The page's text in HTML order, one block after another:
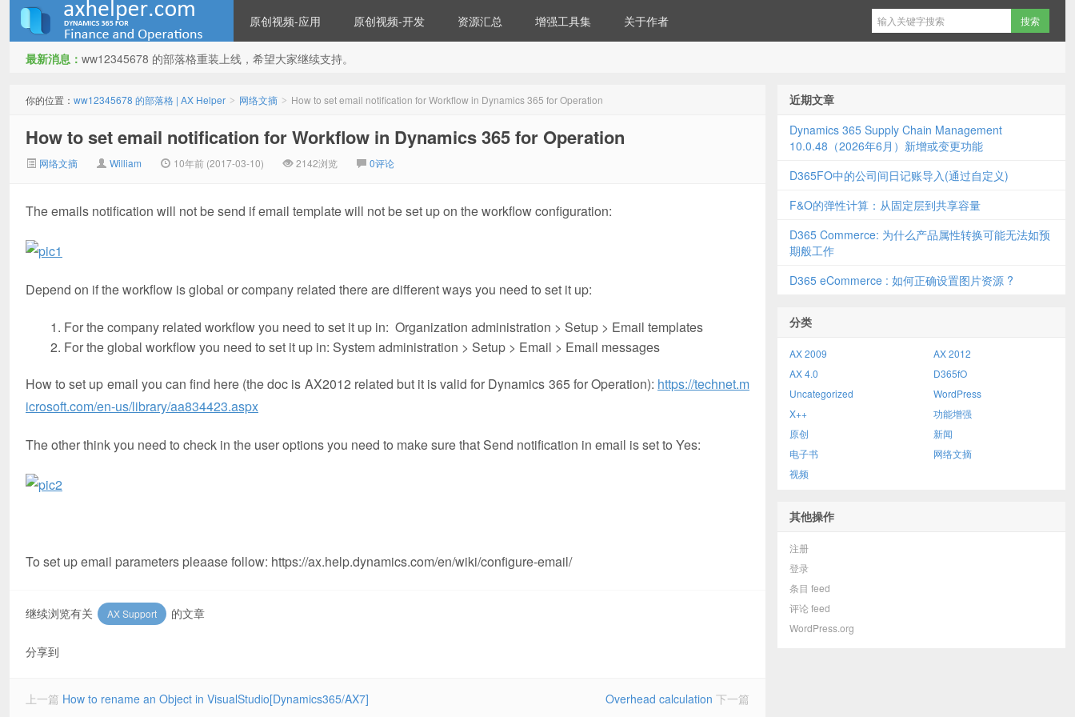
Helper
原创视频-应用 原创视频-开发 资源汇总 增强工具集 关于作者
最新消息： ww12345678 的部落格重装上线，希望大家继续支持。
你的位置： ww12345678 的部落格 | AX Helper > 网络文摘 > How to set email notification for Workflow in Dynamics 365 for Operation
How to set email notification for Workflow in Dynamics 365 for Operation
网络文摘 William 10年前 (2017-03-10) 2142浏览 0评论
The emails notification will not be send if email template will not be set up on the workflow configuration:
Depend on if the workflow is global or company related there are different ways you need to set it up:
For the company related workflow you need to set it up in: Organization administration > Setup > Email templates
For the global workflow you need to set it up in: System administration > Setup > Email > Email messages
How to set up email you can find here (the doc is AX2012 related but it is valid for Dynamics 365 for Operation): https://technet.m
icrosoft.com/en-us/library/aa834423.aspx
The other think you need to check in the user options you need to make sure that Send notification in email is set to Yes:
To set up email parameters pleaase follow: https://ax.help.dynamics.com/en/wiki/configure-email/
继续浏览有关 AX Support 的文章
分享到
上一篇 How to rename an Object in VisualStudio[Dynamics365/AX7] Overhead calculation 下一篇
近期文章
Dynamics 365 Supply Chain Management
10.0.48（2026年6月）新增或变更功能
D365FO中的公司间日记账导入(通过自定义)
F&O的弹性计算：从固定层到共享容量
D365 Commerce: 为什么产品属性转换可能无法如预
期般工作
D365 eCommerce : 如何正确设置图片资源 ?
分类
AX 2009
AX 2012
AX 4.0
D365fO
Uncategorized
WordPress
X++
功能增强
原创
新闻
电子书
网络文摘
视频
其他操作
注册
登录
条目 feed
评论 feed
WordPress.org